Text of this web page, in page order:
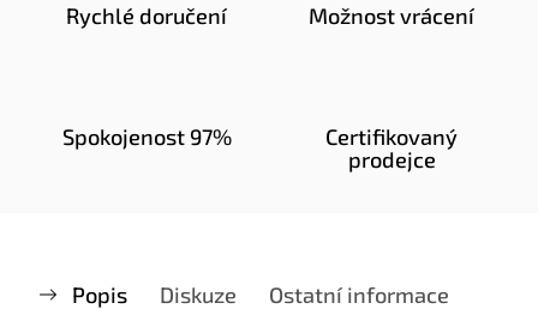
Rychlé doručení Možnost vrácení
Spokojenost 97%
Certifikovaný
prodejce
Popis Diskuze Ostatní informace